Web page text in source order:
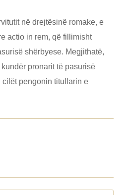
në drejtësinë romake, e
actio in rem, që fillimisht
shërbyese. Megjithatë,
pronarit të pasurisë
cilët pengonin titullarin e